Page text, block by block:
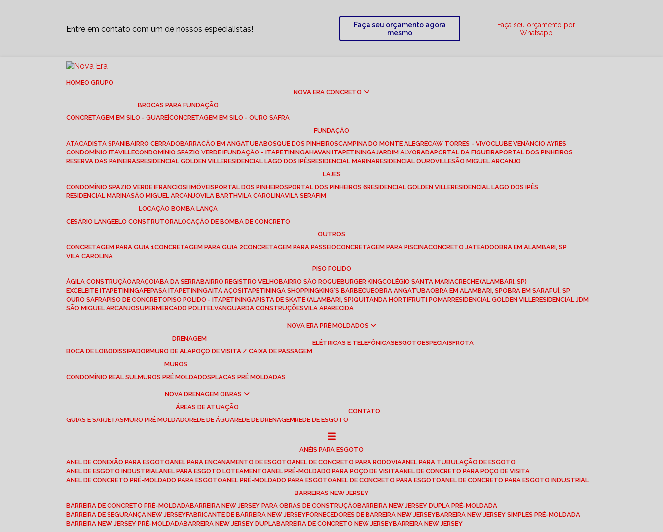
Entre em contato com um de nossos especialistas!
Faça seu orçamento agora
mesmo
Faça seu orçamento por
Whatsapp
HOME
O GRUPO
NOVA ERA CONCRETO
BROCAS PARA FUNDAÇÃO
CONCRETAGEM EM SILO - GUAREÍ CONCRETAGEM EM SILO - OURO SAFRA
FUNDAÇÃO
ATACADISTA SPANI BAIRRO CERRADO BARRACÃO EM ANGATUBA BOSQUE DOS PINHEIROS CAMPINA DO MONTE ALEGRE CAW TORRES - VIVO CLUBE VENÂNCIO AYRES
CONDOMÍNIO ITAVILLE CONDOMÍNIO SPAZIO VERDE I FUNDAÇÃO - ITAPETININGA HAVAN ITAPETININGA JARDIM ALVORADA PORTAL DA FIGUEIRA PORTAL DOS PINHEIROS
RESERVA DAS PAINEIRAS RESIDENCIAL GOLDEN VILLE RESIDENCIAL LAGO DOS IPÊS RESIDENCIAL MARINA RESIDENCIAL OUROVILLE SÃO MIGUEL ARCANJO
LAJES
CONDOMÍNIO SPAZIO VERDE I FRANCIOSI IMÓVEIS PORTAL DOS PINHEIROS PORTAL DOS PINHEIROS 6 RESIDENCIAL GOLDEN VILLE RESIDENCIAL LAGO DOS IPÊS
RESIDENCIAL MARINA SÃO MIGUEL ARCANJO VILA BARTH VILA CAROLINA VILA SERAFIM
LOCAÇÃO BOMBA LANÇA
CESÁRIO LANGE ELO CONSTRUTORA LOCAÇÃO DE BOMBA DE CONCRETO
OUTROS
CONCRETAGEM PARA GUIA 1 CONCRETAGEM PARA GUIA 2 CONCRETAGEM PARA PASSEIO CONCRETAGEM PARA PISCINA CONCRETO JATEADO
OBRA EM ALAMBARI, SP
VILA CAROLINA
PISO POLIDO
ÁGILA CONSTRUÇÃO ARAÇOIABA DA SERRA BAIRRO REGISTRO VELHO BAIRRO SÃO ROQUE BURGER KING COLÉGIO SANTA MARIA CRECHE (ALAMBARI, SP)
EXCELEITE ITAPETININGA FEPASA ITAPETININGA ITA AÇOS ITAPETININGA SHOPPING KING'S BARBECUE OBRA ANGATUBA OBRA EM ALAMBARI, SP
OBRA EM SARAPUÍ, SP
OURO SAFRA PISO DE CONCRETO PISO POLIDO - ITAPETININGA PISTA DE SKATE (ALAMBARI, SP) QUITANDA HORTIFRUTI POMAR RESIDENCIAL GOLDEN VILLE RESIDENCIAL JDM
SÃO MIGUEL ARCANJO SUPERMERCADO POLITEL VANGUARDA CONSTRUÇÕES VILA APARECIDA
NOVA ERA PRÉ MOLDADOS
DRENAGEM
BOCA DE LOBO DISSIPADOR MURO DE ALA POÇO DE VISITA / CAIXA DE PASSAGEM
ELÉTRICAS E TELEFÔNICAS ESGOTO ESPECIAIS FROTA
MUROS
CONDOMÍNIO REAL SUL
MUROS PRÉ MOLDADOS PLACAS PRÉ MOLDADAS
NOVA DRENAGEM OBRAS
ÁREAS DE ATUAÇÃO
GUIAS E SARJETAS
MURO PRÉ MOLDADO REDE DE ÁGUA REDE DE DRENAGEM REDE DE ESGOTO
CONTATO
ANÉIS PARA ESGOTO
ANEL DE CONEXÃO PARA ESGOTO ANEL PARA ENCANAMENTO DE ESGOTO ANEL DE CONCRETO PARA RODOVIA ANEL PARA TUBULAÇÃO DE ESGOTO
ANEL DE ESGOTO INDUSTRIAL ANEL PARA ESGOTO LOTEAMENTO ANEL PRÉ-MOLDADO PARA POÇO DE VISITA ANEL DE CONCRETO PARA POÇO DE VISITA
ANEL DE CONCRETO PRÉ-MOLDADO PARA ESGOTO ANEL PRÉ-MOLDADO PARA ESGOTO ANEL DE CONCRETO PARA ESGOTO ANEL DE CONCRETO PARA ESGOTO INDUSTRIAL
BARREIRAS NEW JERSEY
BARREIRA DE CONCRETO PRÉ-MOLDADA BARREIRA NEW JERSEY PARA OBRAS DE CONSTRUÇÃO BARREIRA NEW JERSEY DUPLA PRÉ-MOLDADA
BARREIRA DE SEGURANÇA NEW JERSEY FABRICANTE DE BARREIRA NEW JERSEY FORNECEDORES DE BARREIRA NEW JERSEY BARREIRA NEW JERSEY SIMPLES PRÉ-MOLDADA
BARREIRA NEW JERSEY PRÉ-MOLDADA BARREIRA NEW JERSEY DUPLA BARREIRA DE CONCRETO NEW JERSEY BARREIRA NEW JERSEY